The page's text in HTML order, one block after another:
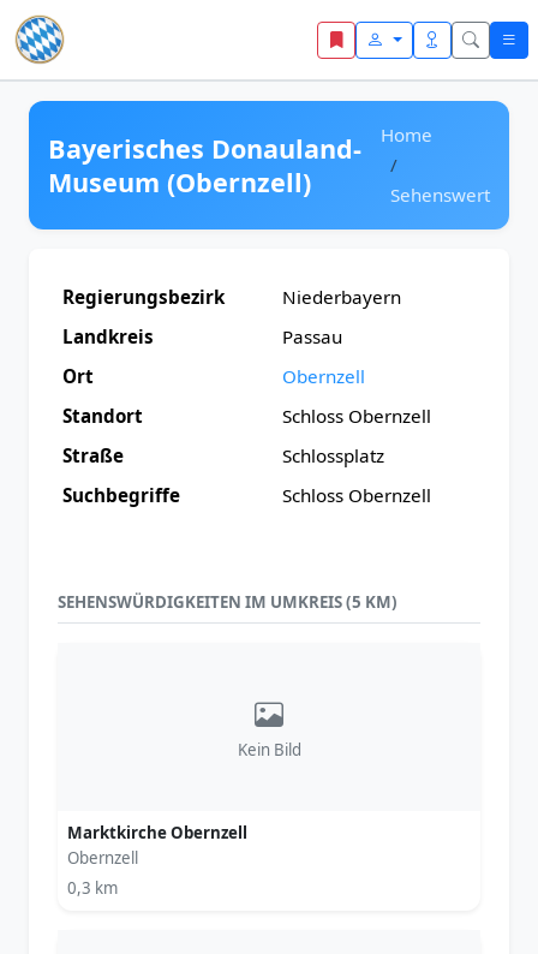
Zum Inhalt springen
Bayerisches Donauland-
Museum (Obernzell)
Home
Sehenswert
Regierungsbezirk
Niederbayern
Landkreis
Passau
Ort
Obernzell
Standort
Schloss Obernzell
Straße
Schlossplatz
Suchbegriffe
Schloss Obernzell
SEHENSWÜRDIGKEITEN IM UMKREIS (5 KM)
Kein Bild
Marktkirche Obernzell
Obernzell
0,3 km